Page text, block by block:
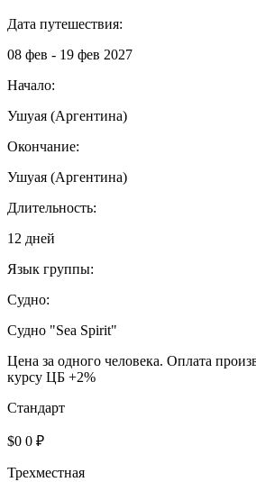
Дата путешествия:
08 фев - 19 фев 2027
Начало:
Ушуая (Аргентина)
Окончание:
Ушуая (Аргентина)
Длительность:
12 дней
Язык группы:
Судно:
Cудно "Sea Spirit"
Цена за одного человека. Оплата
курсу ЦБ +2%
Cтандарт
$0 0 ₽
Трехместная